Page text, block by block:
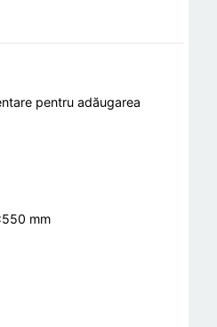
pentru adăugarea
mm